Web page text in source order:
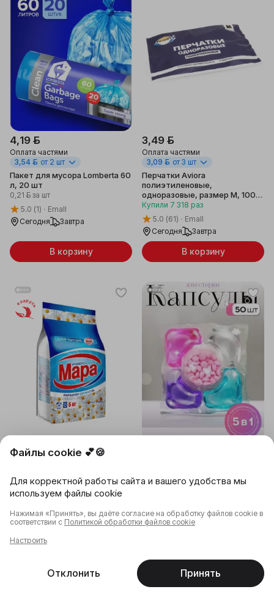
4,19 ƃ
Оплата частями
3,54 ƃ от 2 шт
Пакет для мусора Lomberta 60
л, 20 шт
0,21 ƃ за шт
5.0 (1)
Emall
Сегодня
Завтра
В корзину
3,49 ƃ
Оплата частями
3,09 ƃ от 3 шт
Перчатки Aviora
полиэтиленовые,
одноразовые, размер М, 100
шт.
Купили 7 318 раз
5.0 (61)
Emall
Сегодня
Завтра
В корзину
Беларусь
19,85 ƃ
18,90 ƃ
Стиральный порошок Мара
Утренняя свежесть,
Универсальный, 5 кг
Купили7 666 раз
Сегодня
кондиционером 5в1 для всех
Осталось 2 шт
Unlimited
Корзина Профиль
Файлы cookie 💕🍪
Для корректной работы сайта и вашего удобства мы
используем файлы cookie
Нажимая «Принять», вы даёте согласие на обработку файлов cookie в
соответствии с Политикой обработки файлов cookie
Настроить
Отклонить Принять